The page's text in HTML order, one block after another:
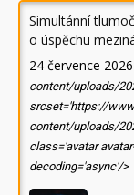
Simultánní
o úspěchu
24 července 2026
content/uploads/
srcset='https://
content/uploads/
class='avatar
decoding='async'/>